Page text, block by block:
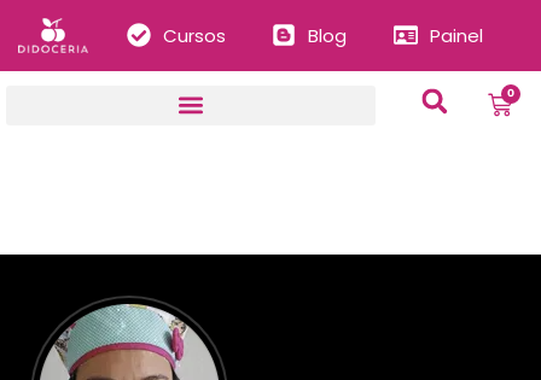
Cursos Blog Painel
0